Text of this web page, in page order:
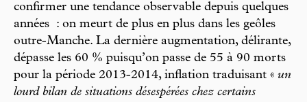
confirmer une tendance observable depuis quelques
années : on meurt de plus en plus dans les geôles
outre-Manche. La dernière augmentation, délirante,
dépasse les 60 % puisqu’on passe de 55 à 90 morts
pour la période 2013-2014, inflation traduisant « un
lourd bilan de situations désespérées chez certains